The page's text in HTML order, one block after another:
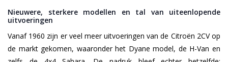
Nieuwere, sterkere modellen en tal van uiteenlopende
uitvoeringen
Vanaf 1960 zijn er veel meer uitvoeringen van de Citroën 2CV op
de markt gekomen, waaronder het Dyane model, de H-Van en